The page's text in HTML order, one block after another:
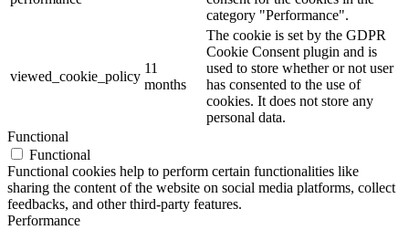
category "Performance".
viewed_cookie_policy
11
months
The cookie is set by the GDPR
Cookie Consent plugin and is
used to store whether or not user
has consented to the use of
cookies. It does not store any
personal data.
Functional
Functional
Functional cookies help to perform certain functionalities like
sharing the content of the website on social media platforms, collect
feedbacks, and other third-party features.
Performance